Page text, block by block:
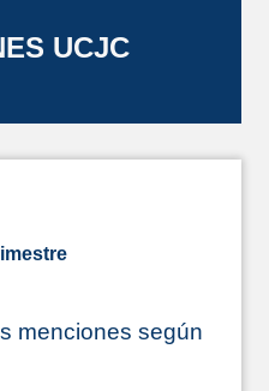
UCJC
menciones según